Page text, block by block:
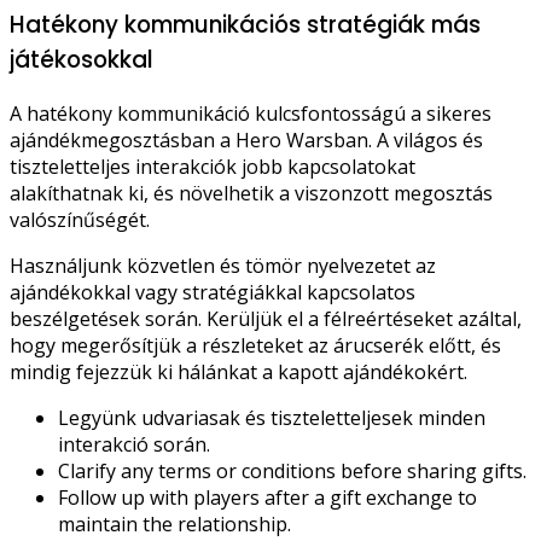
Hatékony kommunikációs stratégiák más
játékosokkal
A hatékony kommunikáció kulcsfontosságú a sikeres
ajándékmegosztásban a Hero Warsban. A világos és
tiszteletteljes interakciók jobb kapcsolatokat
alakíthatnak ki, és növelhetik a viszonzott megosztás
valószínűségét.
Használjunk közvetlen és tömör nyelvezetet az
ajándékokkal vagy stratégiákkal kapcsolatos
beszélgetések során. Kerüljük el a félreértéseket azáltal,
hogy megerősítjük a részleteket az árucserék előtt, és
mindig fejezzük ki hálánkat a kapott ajándékokért.
Legyünk udvariasak és tiszteletteljesek minden
interakció során.
Clarify any terms or conditions before sharing gifts.
Follow up with players after a gift exchange to
maintain the relationship.